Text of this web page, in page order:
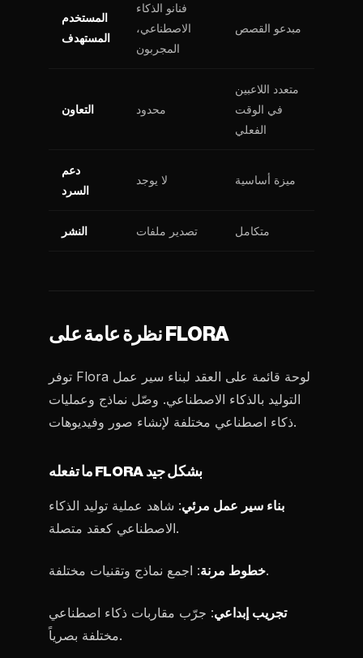
المستخدم
المستهدف
فنانو الذكاء
الاصطناعي،
المجربون
مبدعو القصص
التعاون محدود
متعدد اللاعبين
في الوقت
الفعلي
دعم
السرد
لا يوجد ميزة أساسية
النشر تصدير ملفات متكامل
نظرة عامة على FLORA
توفر Flora لوحة قائمة على العقد لبناء سير عمل
التوليد بالذكاء الاصطناعي. وصّل نماذج وعمليات
ذكاء اصطناعي مختلفة لإنشاء صور وفيديوهات.
ما تفعله FLORA بشكل جيد
بناء سير عمل مرئي: شاهد عملية توليد الذكاء
الاصطناعي كعقد متصلة.
خطوط مرنة: اجمع نماذج وتقنيات مختلفة.
تجريب إبداعي: جرّب مقاربات ذكاء اصطناعي
مختلفة بصرياً.